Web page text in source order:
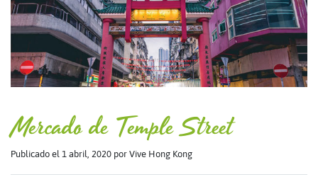
Mercado de Temple Street
Publicado el 1 abril, 2020 por Vive Hong Kong